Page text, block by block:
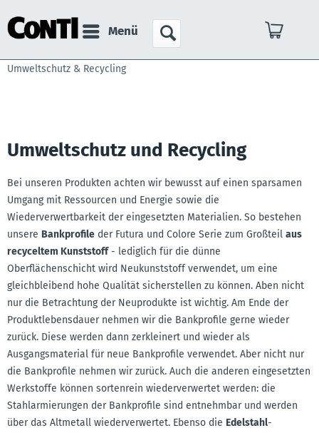
Menü
Umweltschutz & Recycling
Umweltschutz und Recycling
Bei unseren Produkten achten wir bewusst auf einen sparsamen
Umgang mit Ressourcen und Energie sowie die
Wiederverwertbarkeit der eingesetzten Materialien. So bestehen
unsere Bankprofile der Futura und Colore Serie zum Großteilaus
recyceltem Kunststoff- lediglich für die dünne
Oberflächenschicht wird Neukunststoff verwendet, um eine
gleichbleibend hohe Qualität sicherstellen zu können. Aben nicht
nur die Betrachtung der Neuprodukte ist wichtig. Am Ende der
Produktlebensdauer nehmen wir die Bankprofile gerne wieder
zurück. Diese werden dann zerkleinert und wieder als
Ausgangsmaterial für neue Bankprofile verwendet. Aber nicht nur
die Bankprofile nehmen wir zurück. Auch die anderen eingesetzten
Werkstoffe können sortenrein wiederverwertet werden: die
Stahlarmierungen der Bankprofile sind entnehmbar und werden
über das Altmetall wiederverwertet. Ebenso die Edelstahl-